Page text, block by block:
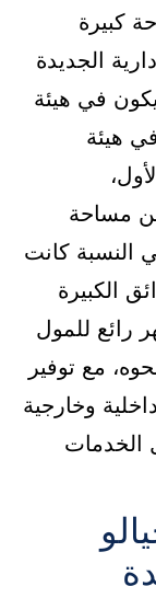
كبيرة
الجديدة
مربع، ليكون في هيئة
في هيئة
مساحة
النسبة كانت
الكبيرة
رائع للمول
مع توفير
وخارجية